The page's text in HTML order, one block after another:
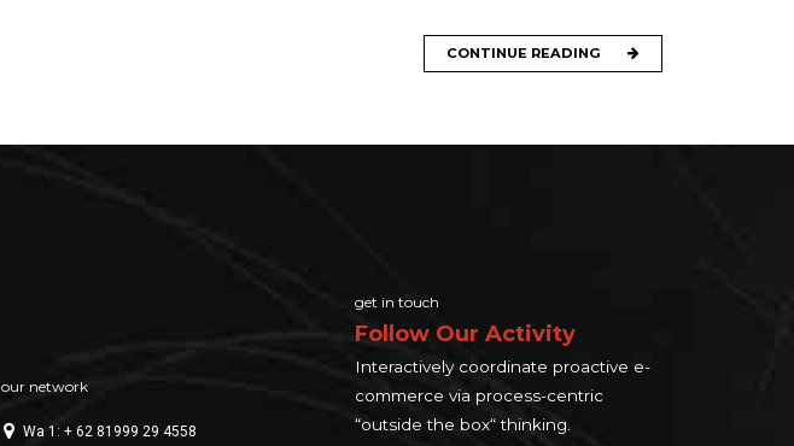
CONTINUE READING
our network
Wa 1: + 62 81999 29 4558
get in touch
Follow Our Activity
Interactively coordinate proactive e-
commerce via process-centric
“outside the box“ thinking.